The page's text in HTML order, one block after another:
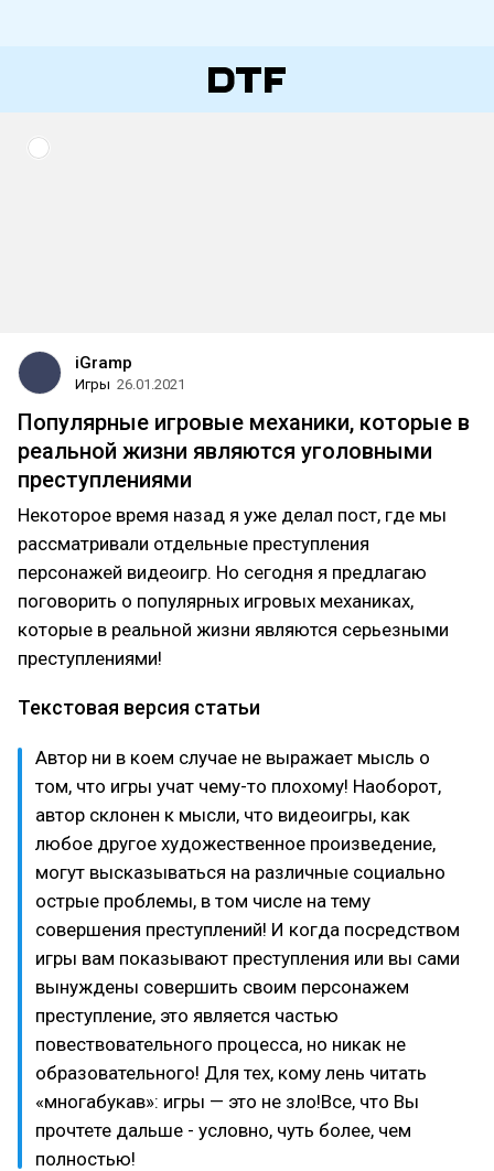
iGramp
Игры 26.01.2021
Популярные игровые механики, которые в
реальной жизни являются уголовными
преступлениями
Некоторое время назад я уже делал пост, где мы
рассматривали отдельные преступления
персонажей видеоигр. Но сегодня я предлагаю
поговорить о популярных игровых механиках,
которые в реальной жизни являются серьезными
преступлениями!
Текстовая версия статьи
Автор ни в коем случае не выражает мысль о
том, что игры учат чему-то плохому! Наоборот,
автор склонен к мысли, что видеоигры, как
любое другое художественное произведение,
могут высказываться на различные социально
острые проблемы, в том числе на тему
совершения преступлений! И когда посредством
игры вам показывают преступления или вы сами
вынуждены совершить своим персонажем
преступление, это является частью
повествовательного процесса, но никак не
образовательного! Для тех, кому лень читать
«многабукав»: игры — это не зло!Все, что Вы
прочтете дальше - условно, чуть более, чем
полностью!